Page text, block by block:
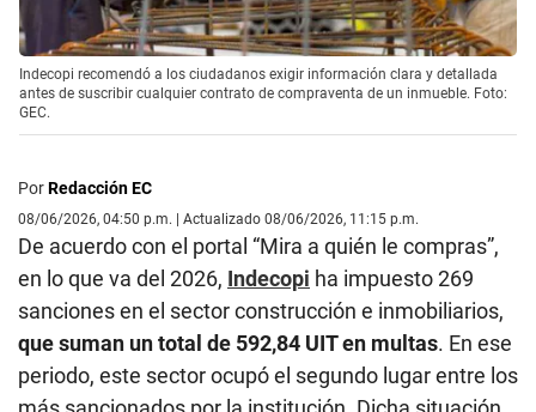
Indecopi recomendó a los ciudadanos exigir información clara y detallada
antes de suscribir cualquier contrato de compraventa de un inmueble. Foto:
GEC.
PorRedacción EC
08/06/2026, 04:50 p.m. | Actualizado 08/06/2026, 11:15 p.m.
De acuerdo con el portal “Mira a quién le compras”,
en lo que va del 2026, Indecopi ha impuesto 269
sanciones en el sector construcción e inmobiliarios,
que suman un total de 592,84 UIT en multas. En ese
periodo, este sector ocupó el segundo lugar entre los